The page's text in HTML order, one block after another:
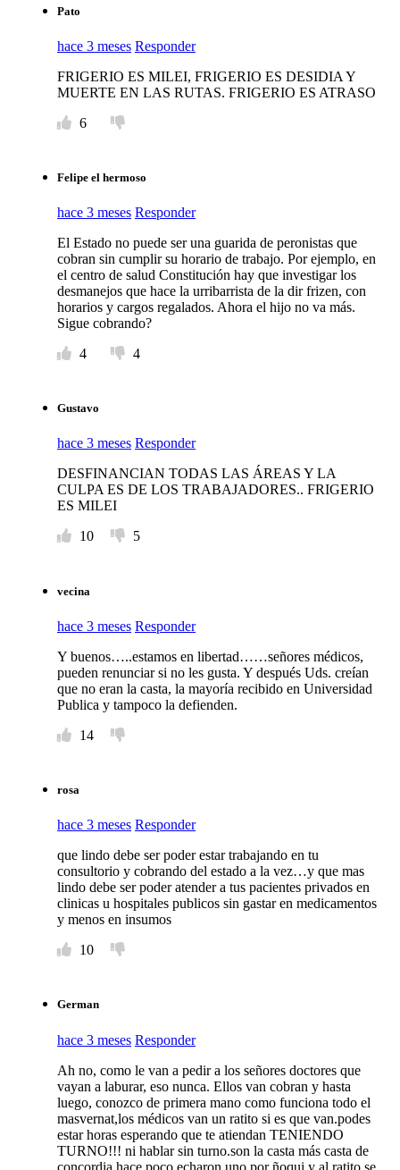
Pato
hace 3 meses Responder
FRIGERIO ES MILEI, FRIGERIO ES DESIDIA Y
MUERTE EN LAS RUTAS. FRIGERIO ES ATRASO
6
Felipe el hermoso
hace 3 meses Responder
El Estado no puede ser una guarida de peronistas que
cobran sin cumplir su horario de trabajo. Por ejemplo, en
el centro de salud Constitución hay que investigar los
desmanejos que hace la urribarrista de la dir frizen, con
horarios y cargos regalados. Ahora el hijo no va más.
Sigue cobrando?
4
4
Gustavo
hace 3 meses Responder
DESFINANCIAN TODAS LAS ÁREAS Y LA
CULPA ES DE LOS TRABAJADORES.. FRIGERIO
ES MILEI
10
5
vecina
hace 3 meses Responder
Y buenos…..estamos en libertad……señores médicos,
pueden renunciar si no les gusta. Y después Uds. creían
que no eran la casta, la mayoría recibido en Universidad
Publica y tampoco la defienden.
14
rosa
hace 3 meses Responder
que lindo debe ser poder estar trabajando en tu
consultorio y cobrando del estado a la vez…y que mas
lindo debe ser poder atender a tus pacientes privados en
clinicas u hospitales publicos sin gastar en medicamentos
y menos en insumos
10
German
hace 3 meses Responder
Ah no, como le van a pedir a los señores doctores que
vayan a laburar, eso nunca. Ellos van cobran y hasta
luego, conozco de primera mano como funciona todo el
masvernat,los médicos van un ratito si es que van.podes
estar horas esperando que te atiendan TENIENDO
TURNO!!! ni hablar sin turno.son la casta más casta de
concordia hace poco echaron uno por ñoqui y al ratito se